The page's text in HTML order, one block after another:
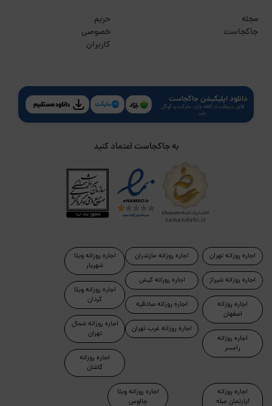
مجله
جاکجاست
حریم
خصوصی
کاربران
دانلود اپلیکیشن جاکجاست
قابل دریافت از کافه بازار، مایکت و گوگل
پلی
به جاکجاست اعتماد کنید
اجاره روزانه تهران
اجاره روزانه شیراز
اجاره روزانه
اصفهان
اجاره روزانه
رامسر
اجاره روزانه مازندران
اجاره روزانه کیش
اجاره روزانه صادقیه
اجاره روزانه غرب تهران
اجاره روزانه ویلا
شهریار
اجاره روزانه ویلا
کردان
اجاره روزانه شمال
تهران
اجاره روزانه
کاشان
اجاره روزانه
آپارتمان مبله
اجاره روزانه ویلا
چالوس